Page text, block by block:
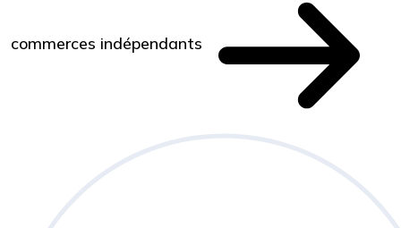
commerces indépendants